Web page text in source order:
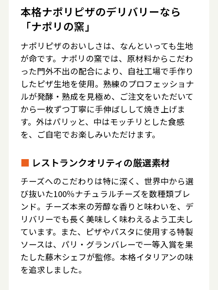
本格ナポリピザのデリバリーなら
「ナポリの窯」
ナポリピザのおいしさは、なんといっても生地
が命です。ナポリの窯では、原材料からこだわ
った門外不出の配合により、自社工場で手作り
したピザ生地を使用。熟練のプロフェッショナ
ルが発酵・熟成を見極め、ご注文をいただいて
から一枚ずつ丁寧に手伸ばしして焼き上げま
す。外はパリッと、中はモッチリとした食感
を、ご自宅でお楽しみいただけます。
■ レストランクオリティの厳選素材
チーズへのこだわりは特に深く、世界中から選
び抜いた100％ナチュラルチーズを数種類ブレ
ンド。チーズ本来の芳醇な香りと味わいを、デ
リバリーでも長く美味しく味わえるよう工夫し
ています。また、ピザやパスタに使用する特製
ソースは、パリ・グランバレーで一等入賞を果
たした藤木シェフが監修。本格イタリアンの味
を追求しました。